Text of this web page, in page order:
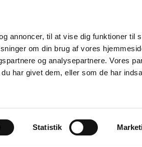
annoncer, til at vise dig funktioner til
om din brug af vores
og analysepartnere. Vores
har givet dem, eller som de har
Statistik
Nyheder Om os Kontakt
Tilskud og
Apoteker og salg af